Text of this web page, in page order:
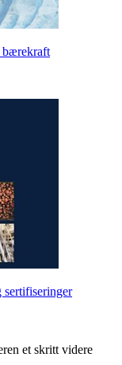
bærekraft
sertifiseringer
et skritt videre